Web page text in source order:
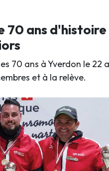
70 ans
70 ans à Yverdon le 22
et à la relève.